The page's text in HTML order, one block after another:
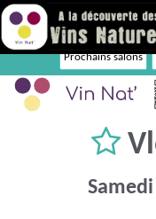
Prochains salons